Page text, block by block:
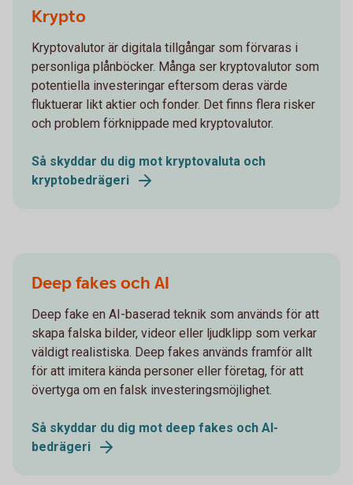
Krypto
Kryptovalutor är digitala tillgångar som förvaras i
personliga plånböcker. Många ser kryptovalutor som
potentiella investeringar eftersom deras värde
fluktuerar likt aktier och fonder. Det finns flera risker
och problem förknippade med kryptovalutor.
Så skyddar du dig mot kryptovaluta och
kryptobedrägeri
Deep fakes och AI
Deep fake en AI-baserad teknik som används för att
skapa falska bilder, videor eller ljudklipp som verkar
väldigt realistiska. Deep fakes används framför allt
för att imitera kända personer eller företag, för att
övertyga om en falsk investeringsmöjlighet.
Så skyddar du dig mot deep fakes och AI-
bedrägeri